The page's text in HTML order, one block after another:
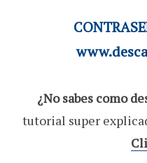
¿No sabes como
tutorial super